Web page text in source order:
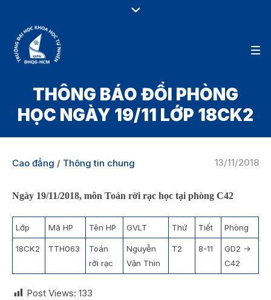
THÔNG BÁO ĐỔI PHÒNG
HỌC NGÀY 19/11 LỚP 18CK2
13/11/2018
Cao đẳng / Thông tin chung
Ngày 19/11/2018, môn Toán rời rạc học tại phòng C42
Lớp Mã HP Tên HP GVLT Thứ Tiết Phòng
18CK2 TTH063
Toán
rời rạc
Nguyễn
Văn Thìn
T2 8-11
GD2 ->
C42
Post Views: 133